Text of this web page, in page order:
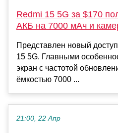
Redmi 15 5G за $170
АКБ на 7000 мАч и
Представлен новый
15 5G. Главными
экран с частотой
ёмкостью 7000 ...
21:00, 22 Апр